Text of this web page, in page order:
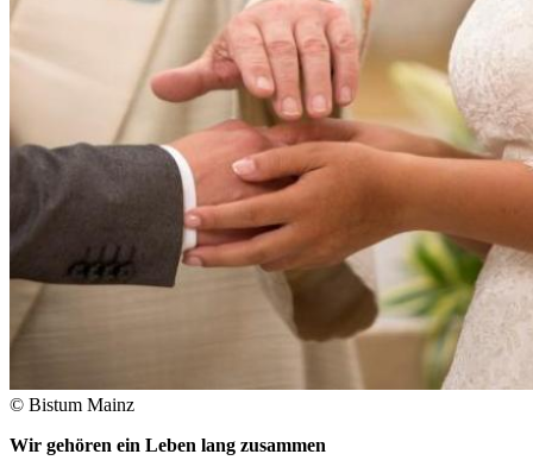
© Bistum Mainz
Wir gehören ein Leben lang zusammen